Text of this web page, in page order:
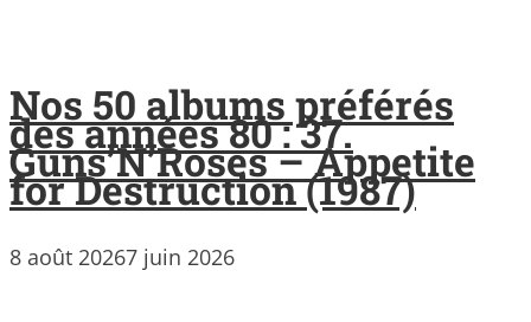
Nos 50 albums préférés
des années 80 : 37.
Guns’N’Roses – Appetite
for Destruction (1987)
8 août 20267 juin 2026